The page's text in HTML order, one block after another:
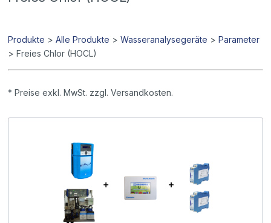
Produkte >Alle Produkte >Wasseranalysegeräte >Parameter
> Freies Chlor (HOCL)
* Preise exkl. MwSt. zzgl. Versandkosten.